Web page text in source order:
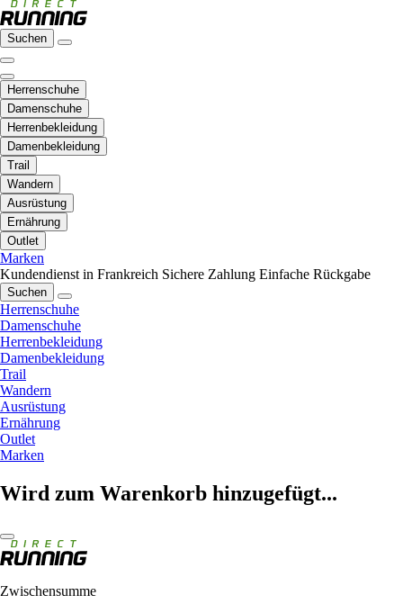
Suchen
Herrenschuhe
Damenschuhe
Herrenbekleidung
Damenbekleidung
Trail
Wandern
Ausrüstung
Ernährung
Outlet
Marken
Kundendienst in Frankreich Sichere Zahlung Einfache Rückgabe
Suchen
Herrenschuhe
Damenschuhe
Herrenbekleidung
Damenbekleidung
Trail
Wandern
Ausrüstung
Ernährung
Outlet
Marken
Wird zum Warenkorb hinzugefügt...
Zwischensumme